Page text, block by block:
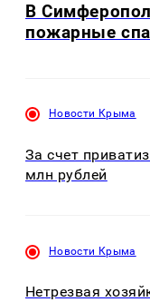
В
пожарные
Новости Крыма
За счет
млн рублей
Новости Крыма
Нетрезвая